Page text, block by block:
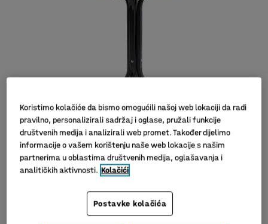
Za sobe za sastanke, rad i blagovaonicu
Odgovara mnogim mjestima
Koristimo kolačiće da bismo omogućili našoj web lokaciji da radi
pravilno, personalizirali sadržaj i oglase, pružali funkcije
društvenih medija i analizirali web promet. Također dijelimo
informacije o vašem korištenju naše web lokacije s našim
partnerima u oblastima društvenih medija, oglašavanja i
analitičkih aktivnosti. Kolačići
Postavke kolačića